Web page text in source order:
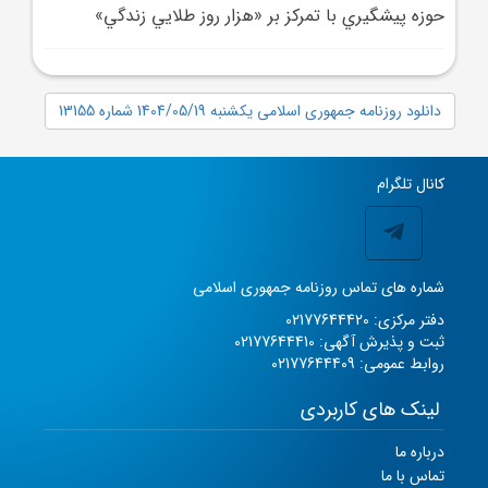
حوزه پيشگيري با تمرکز بر «هزار روز طلايي زندگي»
دانلود روزنامه جمهوری اسلامی یکشنبه 1404/05/19 شماره 13155
کانال تلگرام
شماره های تماس روزنامه جمهوری اسلامی
دفتر مرکزی: 02177644420
ثبت و پذیرش آگهی: 02177644410
روابط عمومی: 02177644409
لینک های کاربردی
درباره ما
تماس با ما